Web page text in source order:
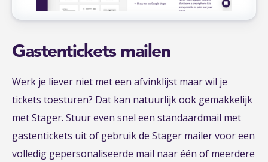
Gastentickets mailen
Werk je liever niet met een afvinklijst maar wil je
tickets toesturen? Dat kan natuurlijk ook gemakkelijk
met Stager. Stuur even snel een standaardmail met
gastentickets uit of gebruik de Stager mailer voor een
volledig gepersonaliseerde mail naar één of meerdere